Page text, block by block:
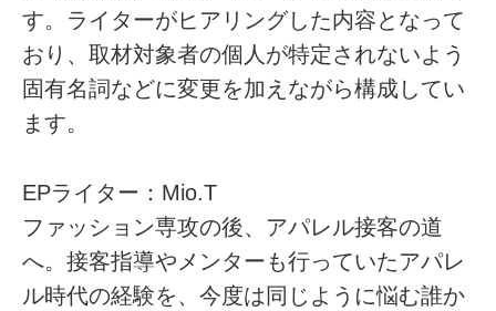
す。ライターがヒアリングした内容となって
おり、取材対象者の個人が特定されないよう
固有名詞などに変更を加えながら構成してい
ます。
EPライター：Mio.T
ファッション専攻の後、アパレル接客の道
へ。接客指導やメンターも行っていたアパレ
ル時代の経験を、今度は同じように悩む誰か